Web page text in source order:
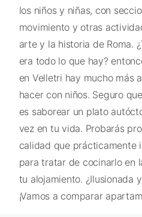
los niños y niñas, con
movimiento y otras
arte y la historia de Roma.
era todo lo que hay?
en Velletri hay mucho más
hacer con niños. Seguro
es saborear un plato
vez en tu vida. Probarás
calidad que prácticamente
para tratar de cocinarlo en
tu alojamiento. ¿Ilusionada
¡Vamos a comparar